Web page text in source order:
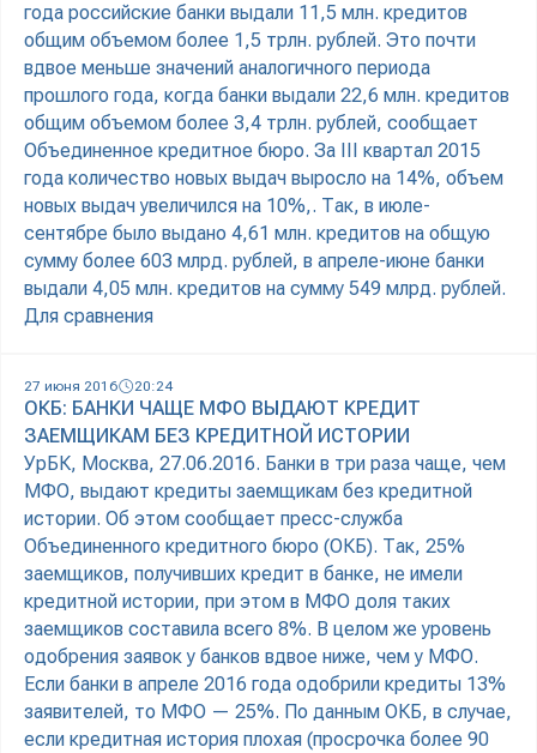
года российские банки выдали 11,5 млн. кредитов
общим объемом более 1,5 трлн. рублей. Это почти
вдвое меньше значений аналогичного периода
прошлого года, когда банки выдали 22,6 млн. кредитов
общим объемом более 3,4 трлн. рублей, сообщает
Объединенное кредитное бюро. За III квартал 2015
года количество новых выдач выросло на 14%, объем
новых выдач увеличился на 10%,. Так, в июле-
сентябре было выдано 4,61 млн. кредитов на общую
сумму более 603 млрд. рублей, в апреле-июне банки
выдали 4,05 млн. кредитов на сумму 549 млрд. рублей.
Для сравнения
27 июня 2016 20:24
ОКБ: БАНКИ ЧАЩЕ МФО ВЫДАЮТ КРЕДИТ
ЗАЕМЩИКАМ БЕЗ КРЕДИТНОЙ ИСТОРИИ
УрБК, Москва, 27.06.2016. Банки в три раза чаще, чем
МФО, выдают кредиты заемщикам без кредитной
истории. Об этом сообщает пресс-служба
Объединенного кредитного бюро (ОКБ). Так, 25%
заемщиков, получивших кредит в банке, не имели
кредитной истории, при этом в МФО доля таких
заемщиков составила всего 8%. В целом же уровень
одобрения заявок у банков вдвое ниже, чем у МФО.
Если банки в апреле 2016 года одобрили кредиты 13%
заявителей, то МФО — 25%. По данным ОКБ, в случае,
если кредитная история плохая (просрочка более 90